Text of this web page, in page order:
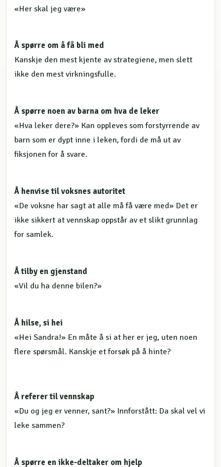
«Her skal jeg være»
Å spørre om å få bli med
Kanskje den mest kjente av strategiene, men slett
ikke den mest virkningsfulle.
Å spørre noen av barna om hva de leker
«Hva leker dere?» Kan oppleves som forstyrrende av
barn som er dypt inne i leken, fordi de må ut av
fiksjonen for å svare.
Å henvise til voksnes autoritet
«De voksne har sagt at alle må få være med» Det er
ikke sikkert at vennskap oppstår av et slikt grunnlag
for samlek.
Å tilby en gjenstand
«Vil du ha denne bilen?»
Å hilse, si hei
«Hei Sandra!» En måte å si at her er jeg, uten noen
flere spørsmål. Kanskje et forsøk på å hinte?
Å referer til vennskap
«Du og jeg er venner, sant?» Innforstått: Da skal vel vi
leke sammen?
Å spørre en ikke-deltaker om hjelp